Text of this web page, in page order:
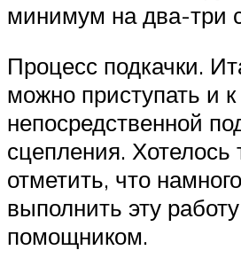
минимум на два-три
Процесс подкачки.
можно приступать и к
непосредственной
сцепления. Хотелось
отметить, что
выполнить эту
помощником.